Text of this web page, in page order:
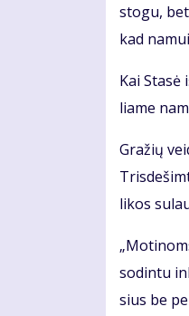
sto­gu,
kad
Kai
lia­me
Gra­žių
li­kos
so­din­tu
sius be